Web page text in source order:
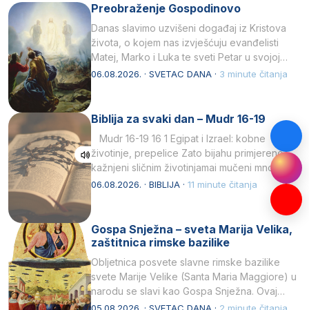
Preobraženje Gospodinovo
Danas slavimo uzvišeni događaj iz Kristova
života, o kojem nas izvješćuju evanđelisti
Matej, Marko i Luka te sveti Petar u svojoj
drugoj…
06.08.2026. · SVETAC DANA · 3 minute čitanja
Biblija za svaki dan – Mudr 16-19
Mudr 16-19 16 1 Egipat i Izrael: kobne
životinje, prepelice Zato bijahu primjereno
kažnjeni sličnim životinjamai mučeni mnoštvom
kukaca.2 A narod…
06.08.2026. · BIBLIJA · 11 minute čitanja
Gospa Snježna – sveta Marija Velika,
zaštitnica rimske bazilike
Obljetnica posvete slavne rimske bazilike
svete Marije Velike (Santa Maria Maggiore) u
narodu se slavi kao Gospa Snježna. Ovaj
naziv, Sancta Maria…
05.08.2026. · SVETAC DANA · 2 minute čitanja